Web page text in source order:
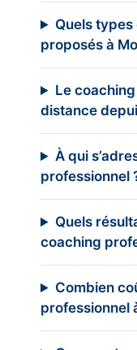
Quels
proposés à
Le
distance
À qui
professionnel
Quels
coaching
Combien
professionnel